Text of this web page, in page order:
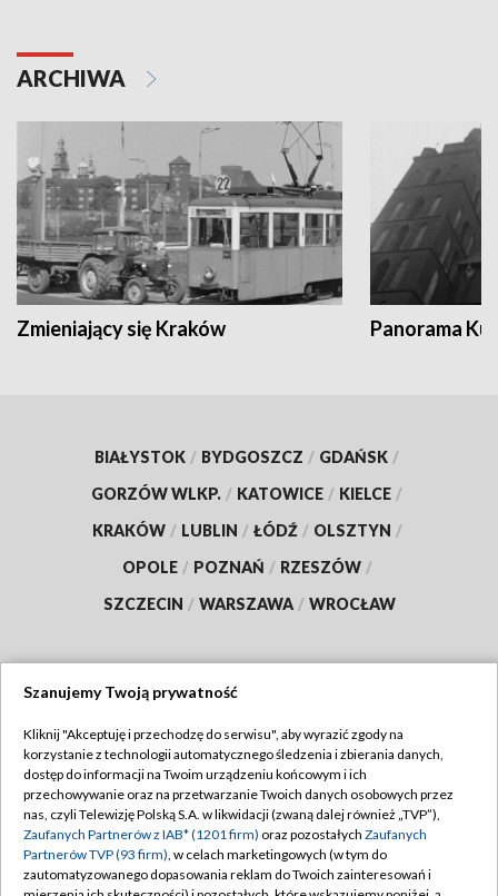
ARCHIWA
Zmieniający się Kraków Panorama
BIAŁYSTOK / BYDGOSZCZ / GDAŃSK /
GORZÓW WLKP. / KATOWICE / KIELCE /
KRAKÓW / LUBLIN / ŁÓDŹ / OLSZTYN /
OPOLE / POZNAŃ / RZESZÓW /
SZCZECIN / WARSZAWA / WROCŁAW
TVP
Abonament TVP
Emisja w TVP
Centrum informacji TVP
Regulamin TVP
Polityka prywatności
Moje zgody
Szanujemy Twoją prywatność
Kliknij "Akceptuję i przechodzę do serwisu", aby wyrazić zgody na
korzystanie z technologii automatycznego śledzenia i zbierania danych,
dostęp do informacji na Twoim urządzeniu końcowym i ich
przechowywanie oraz na przetwarzanie Twoich danych osobowych przez
nas, czyli Telewizję Polską S.A. w likwidacji (zwaną dalej również „TVP”),
Zaufanych Partnerów z IAB* (1201 firm) oraz pozostałych Zaufanych
Partnerów TVP (93 firm), w celach marketingowych (w tym do
zautomatyzowanego dopasowania reklam do Twoich zainteresowań i